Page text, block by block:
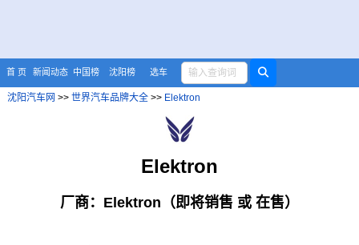
首 页 新闻动态 中国榜 沈阳榜 选车
沈阳汽车网 >> 世界汽车品牌大全>> Elektron
Elektron
厂商：Elektron（即将销售 或 在售）